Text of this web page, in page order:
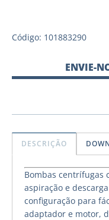
Código: 101883290
ENVIE-
DESCRIÇÃO
Bombas centrífugas
aspiração e
configuração para
adaptador e motor,